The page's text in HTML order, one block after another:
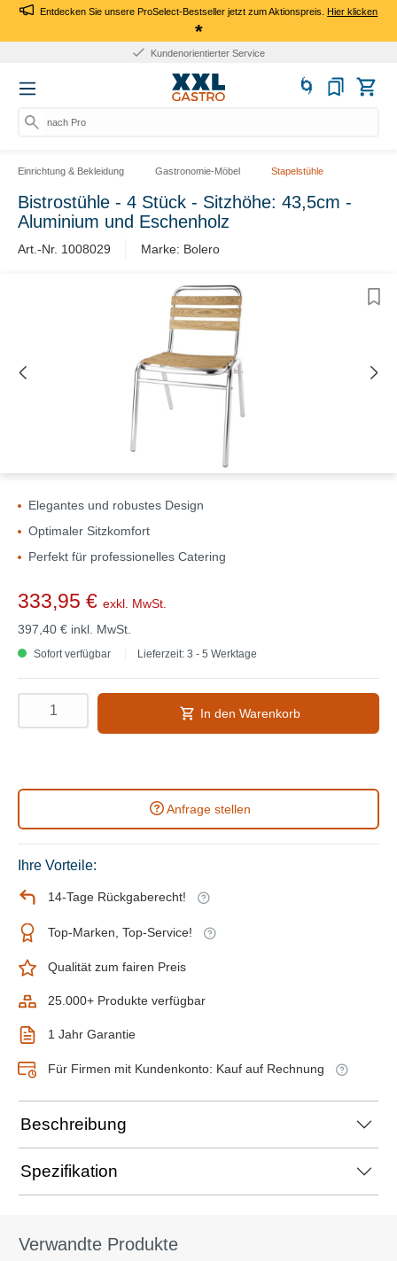
Entdecken Sie unsere ProSelect-Bestseller jetzt zum Aktionspreis.Hier klicken
*
Kundenorientierter Service
nach Prod
Einrichtung & Bekleidung Gastronomie-Möbel Stapelstühle
Bistrostühle - 4 Stück - Sitzhöhe: 43,5cm -
Aluminium und Eschenholz
Art.-Nr. 1008029 Marke: Bolero
Elegantes und robustes Design
Optimaler Sitzkomfort
Perfekt für professionelles Catering
333,95 € exkl. MwSt.
397,40 € inkl. MwSt.
Sofort verfügbar Lieferzeit: 3 - 5 Werktage
In den Warenkorb
Anfrage stellen
Ihre Vorteile:
14-Tage Rückgaberecht!
Top-Marken, Top-Service!
Qualität zum fairen Preis
25.000+ Produkte verfügbar
1 Jahr Garantie
Für Firmen mit Kundenkonto: Kauf auf Rechnung
Beschreibung
Spezifikation
Verwandte Produkte